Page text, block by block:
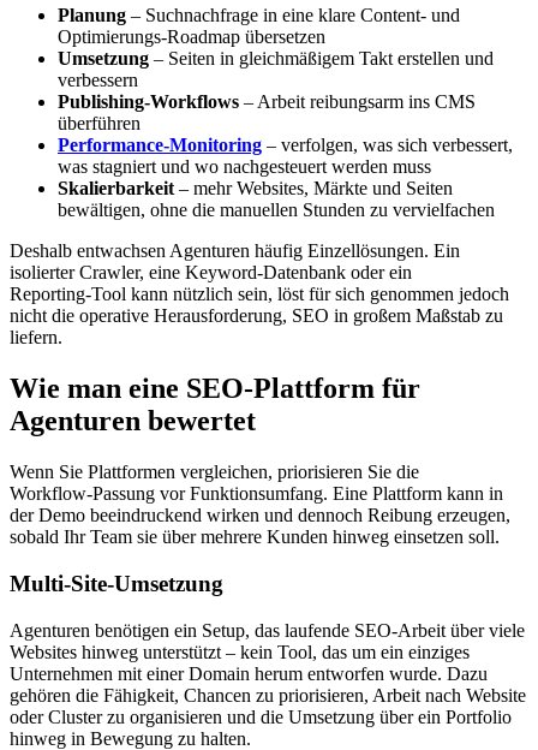
Planung – Suchnachfrage in eine klare Content‑ und
Optimierungs‑Roadmap übersetzen
Umsetzung – Seiten in gleichmäßigem Takt erstellen und
verbessern
Publishing‑Workflows – Arbeit reibungsarm ins CMS
überführen
Performance‑Monitoring – verfolgen, was sich verbessert,
was stagniert und wo nachgesteuert werden muss
Skalierbarkeit – mehr Websites, Märkte und Seiten
bewältigen, ohne die manuellen Stunden zu vervielfachen
Deshalb entwachsen Agenturen häufig Einzellösungen. Ein
isolierter Crawler, eine Keyword‑Datenbank oder ein
Reporting‑Tool kann nützlich sein, löst für sich genommen jedoch
nicht die operative Herausforderung, SEO in großem Maßstab zu
liefern.
Wie man eine SEO‑Plattform für
Agenturen bewertet
Wenn Sie Plattformen vergleichen, priorisieren Sie die
Workflow‑Passung vor Funktionsumfang. Eine Plattform kann in
der Demo beeindruckend wirken und dennoch Reibung erzeugen,
sobald Ihr Team sie über mehrere Kunden hinweg einsetzen soll.
Multi‑Site‑Umsetzung
Agenturen benötigen ein Setup, das laufende SEO‑Arbeit über viele
Websites hinweg unterstützt – kein Tool, das um ein einziges
Unternehmen mit einer Domain herum entworfen wurde. Dazu
gehören die Fähigkeit, Chancen zu priorisieren, Arbeit nach Website
oder Cluster zu organisieren und die Umsetzung über ein Portfolio
hinweg in Bewegung zu halten.